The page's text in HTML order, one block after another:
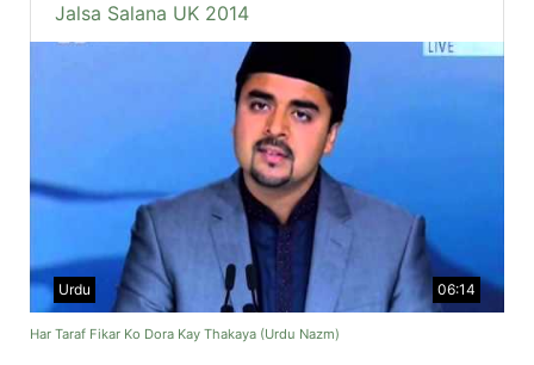
Jalsa Salana UK 2014
06:14
Urdu
Har Taraf Fikar Ko Dora Kay Thakaya (Urdu Nazm)